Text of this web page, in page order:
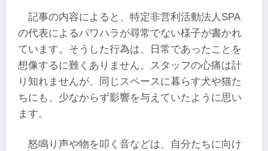
記事の内容によると、特定非営利活動法人SPA
の代表によるパワハラが尋常でない様子が書かれ
ています。そうした行為は、日常であったことを
想像するに難くありません。スタッフの心痛は計
り知れませんが、同じスペースに暮らす犬や猫た
ちにも、少なからず影響を与えていたように思い
ます。
怒鳴り声や物を叩く音などは、自分たちに向け